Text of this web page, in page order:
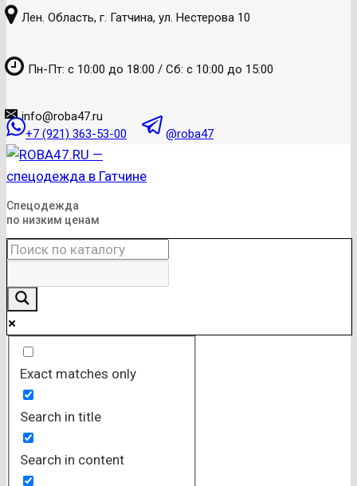
к
Лен. Область, г. Гатчина, ул. Нестерова 10
Пн-Пт: с 10:00 до 18:00 / Сб: с 10:00 до 15:00
info@roba47.ru
+7 (921) 363-53-00
@roba47
Спецодежда
по низким ценам
Exact matches only
Search in title
Search in content